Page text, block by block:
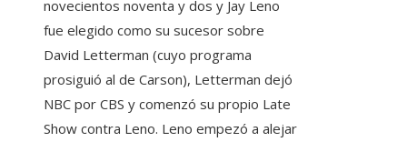
novecientos noventa y dos y Jay Leno
fue elegido como su sucesor sobre
David Letterman (cuyo programa
prosiguió al de Carson), Letterman dejó
NBC por CBS y comenzó su propio Late
Show contra Leno. Leno empezó a alejar